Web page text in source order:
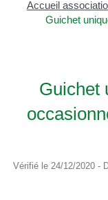
Accueil
Guichet
Guichet
Vérifié le 24/12/2020 -